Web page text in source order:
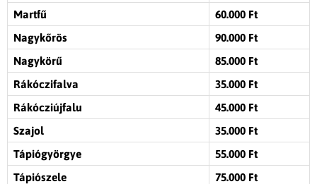
Martfű
60.000 Ft
Nagykőrös
90.000 Ft
Nagykörű
85.000 Ft
Rákóczifalva
35.000 Ft
Rákócziújfalu
45.000 Ft
Szajol
35.000 Ft
Tápiógyörgye
55.000 Ft
Tápiószele
75.000 Ft